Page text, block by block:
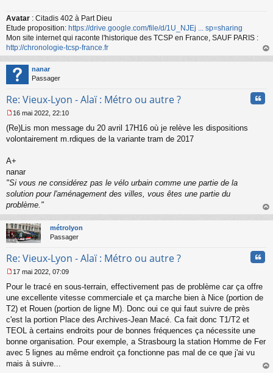
u
Avatar : Citadis 402 à Part Dieu
Etude proposition: https://drive.google.com/file/d/1U_NJEj ... sp=sharing
Mon site internet qui raconte l'historique des TCSP en France, SAUF PARIS :
http://chronologie-tcsp-france.fr
au
nanar
Passager
Re: Vieux-Lyon - Alaï : Métro ou autre ?
e
s
g
e
n
o
n
u
16 mai 2022, 22:10
(Re)Lis mon message du 20 avril 17H16 où je relève les dispositions
volontairement m.rdiques de la variante tram de 2017
A+
nanar
"Si vous ne considérez pas le vélo urbain comme une partie de la
solution pour l'aménagement des villes, vous êtes une partie du
problème."
au
métrolyon
Passager
Re: Vieux-Lyon - Alaï : Métro ou autre ?
e
s
s
a
g
e
n
o
n
17 mai 2022, 07:09
Pour le tracé en sous-terrain, effectivement pas de problème car ça offre
une excellente vitesse commerciale et ça marche bien à Nice (portion de
T2) et Rouen (portion de ligne M). Donc oui ce qui faut suivre de près
c'est la portion Place des Archives-Jean Macé. Ca fait donc T1/T2 et
TEOL à certains endroits pour de bonnes fréquences ça nécessite une
bonne organisation. Pour exemple, a Strasbourg la station Homme de Fer
avec 5 lignes au même endroit ça fonctionne pas mal de ce que j'ai vu
mais à suivre...